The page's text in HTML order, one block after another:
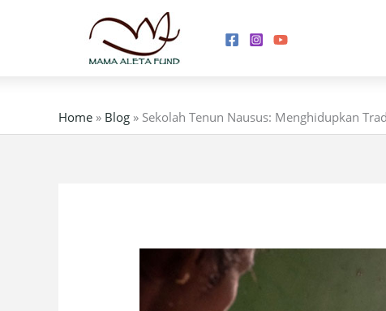
Home » Blog » Sekolah Tenun Nausus: Menghidupkan